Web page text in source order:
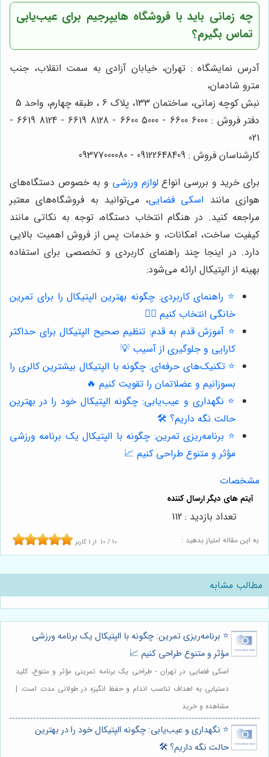
چه زمانی باید با فروشگاه هایپرجیم برای عیب‌یابی
تماس بگیرم؟
آدرس نمایشگاه : تهران، خیابان آزادی به سمت انقلاب، جنب
مترو شادمان،
نبش کوچه زمانی، ساختمان 133، پلاک 6 ، طبقه چهارم، واحد 5
دفتر فروش : 6000 6600 - 5000 6600 - 8128 6619 - 8124 6619 -
021
کارشناسان فروش : 09122648409 - 09377000080
برای خرید و بررسی انواعلوازم ورزشی و به خصوص دستگاه‌های
هوازی مانند اسکی فضایی، می‌توانید به فروشگاه‌های معتبر
مراجعه کنید. در هنگام انتخاب دستگاه، توجه به نکاتی مانند
کیفیت ساخت، امکانات، و خدمات پس از فروش اهمیت بالایی
دارد. در اینجا چند راهنمای کاربردی و تخصصی برای استفاده
بهینه از الپتیکال ارائه می‌شود:
⭐️ راهنمای کاربردی: چگونه بهترین الپتیکال را برای تمرین
خانگی انتخاب کنیم 🏋️‍♀️
⭐️ آموزش قدم به قدم: تنظیم صحیح الپتیکال برای حداکثر
کارایی و جلوگیری از آسیب 💡
⭐️ تکنیک‌های حرفه‌ای: چگونه با الپتیکال بیشترین کالری را
بسوزانیم و عضلاتمان را تقویت کنیم 🔥
⭐️ نگهداری و عیب‌یابی: چگونه الپتیکال خود را در بهترین
حالت نگه داریم؟ 🛠️
⭐️ برنامه‌ریزی تمرین: چگونه با الپتیکال یک برنامه ورزشی
مؤثر و متنوع طراحی کنیم 📈
مشخصات
به این مقاله امتیاز بدهید : 10 / 10 از 1 کاربر
تعداد بازدید : 112
مطالب مشابه
⭐️ برنامه‌ریزی تمرین: چگونه با الپتیکال یک برنامه ورزشی
مؤثر و متنوع طراحی کنیم 📈
اسکی فضایی در تهران - طراحی یک برنامه تمرینی مؤثر و متنوع، کلید
دستیابی به اهداف تناسب اندام و حفظ انگیزه در طولانی مدت است. |
مشاهده و خرید
⭐️ نگهداری و عیب‌یابی: چگونه الپتیکال خود را در بهترین
حالت نگه داریم؟ 🛠️